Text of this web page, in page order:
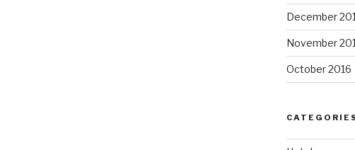
December
November
October 2016